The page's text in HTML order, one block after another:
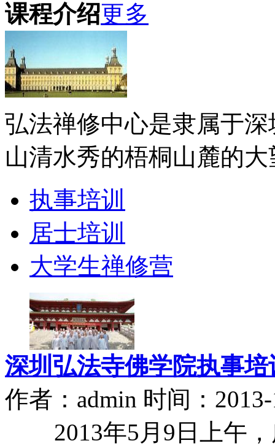
课程介绍更多
弘法禅修中心是隶属于
山清水秀的梧桐山麓的
执事培训
居士培训
大学生禅修营
深圳弘法寺佛学院执事
作者：admin 时间：
2013年5月9日上午，